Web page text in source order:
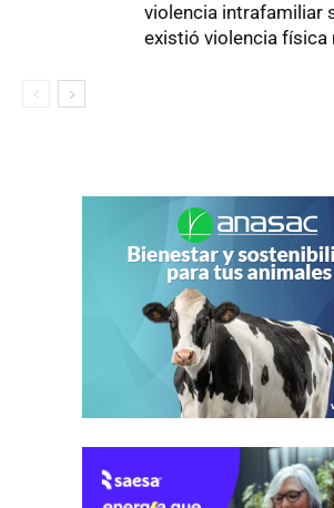
violencia intrafamiliar
existió violencia física